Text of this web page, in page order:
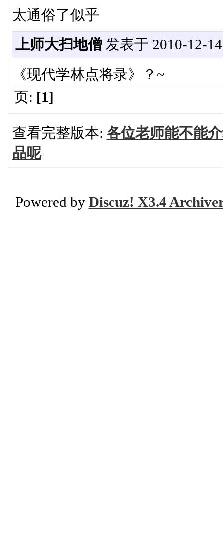
太通俗了似乎
上师大扫地僧发表于 2010-12-
《现代学林点将录》？~
页: [1]
查看完整版本: 各位老师能不能
品呢
Powered by Discuz! X3.4